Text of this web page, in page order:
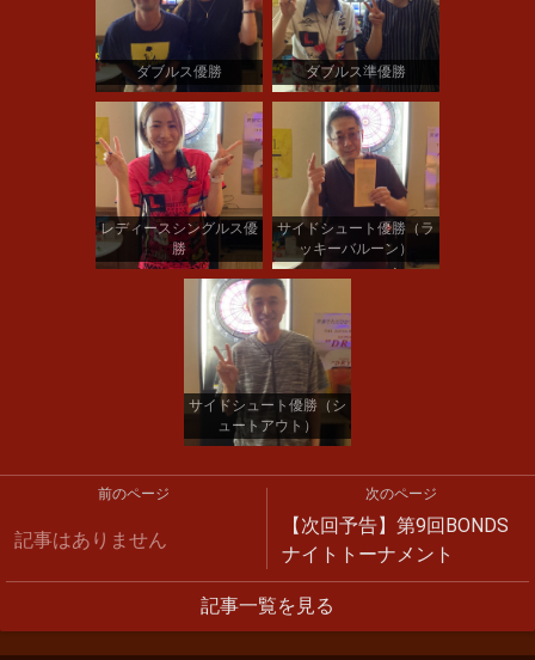
ダブルス優勝 ダブルス準優勝
レディースシングルス優
勝
サイドシュート優勝（ラ
ッキーバルーン）
サイドシュート優勝（シ
ュートアウト）
前のページ
記事はありません
次のページ
【次回予告】第9回BONDS
ナイトトーナメント
記事一覧を見る